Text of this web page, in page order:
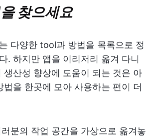
찾으세요
다양한 tool과 방법을 목록으로 정
. 하지만 앱을 이리저리 옮겨 다니
생산성 향상에 도움이 되는 것은 아
법을 한곳에 모아 사용하는 편이 더
분의 작업 공간을 가상으로 옮겨놓